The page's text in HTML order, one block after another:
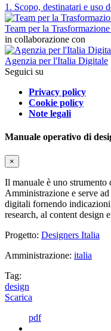
1. Scopo, destinatari e uso
Team per la
in collaborazione con
Agenzia per l'Italia Digitale
Seguici su
Privacy policy
Cookie policy
Note legali
Manuale operativo di
×
Il manuale è uno
Amministrazione e serve
digitali fornendo
research, al content design
Progetto: Designers Italia
Amministrazione: italia
Tag:
design
Scarica
pdf